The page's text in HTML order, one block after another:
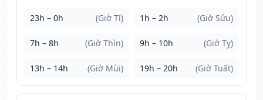
23h – 0h (Giờ Tí) 1h – 2h (Giờ Sửu)
7h – 8h (Giờ Thìn) 9h – 10h (Giờ Tỵ)
13h – 14h (Giờ Mùi) 19h – 20h (Giờ Tuất)